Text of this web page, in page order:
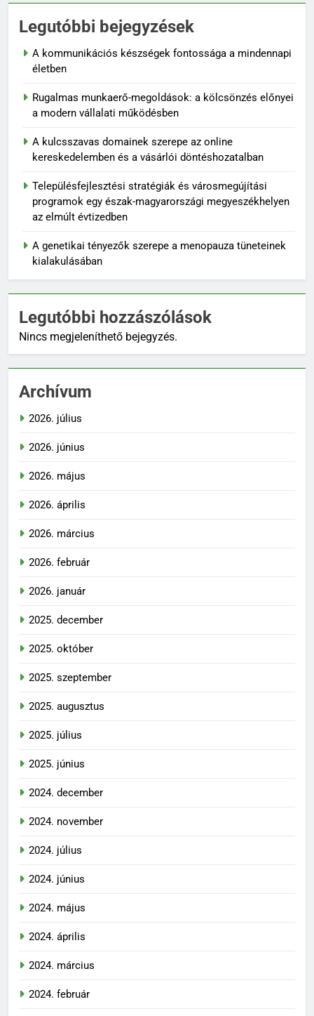
Legutóbbi bejegyzések
A kommunikációs készségek fontossága a mindennapi
életben
Rugalmas munkaerő-megoldások: a kölcsönzés előnyei
a modern vállalati működésben
A kulcsszavas domainek szerepe az online
kereskedelemben és a vásárlói döntéshozatalban
Településfejlesztési stratégiák és városmegújítási
programok egy észak-magyarországi megyeszékhelyen
az elmúlt évtizedben
A genetikai tényezők szerepe a menopauza tüneteinek
kialakulásában
Legutóbbi hozzászólások
Nincs megjeleníthető bejegyzés.
Archívum
2026. július
2026. június
2026. május
2026. április
2026. március
2026. február
2026. január
2025. december
2025. október
2025. szeptember
2025. augusztus
2025. július
2025. június
2024. december
2024. november
2024. július
2024. június
2024. május
2024. április
2024. március
2024. február